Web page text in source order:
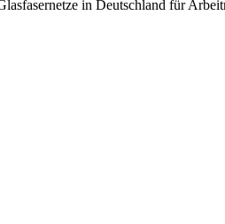
in Deutschland für